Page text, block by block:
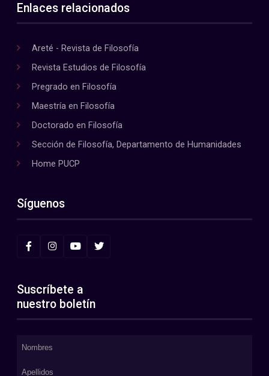
Enlaces relacionados
Areté - Revista de Filosofía
Revista Estudios de Filosofía
Pregrado en Filosofía
Maestría en Filosofía
Doctorado en Filosofía
Sección de Filosofía, Departamento de Humanidades
Home PUCP
Síguenos
Suscríbete a
nuestro boletín